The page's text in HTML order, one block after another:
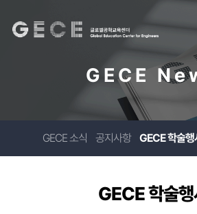
GECE
GECE 소식 공지사항 GECE 학술행
GECE 학술